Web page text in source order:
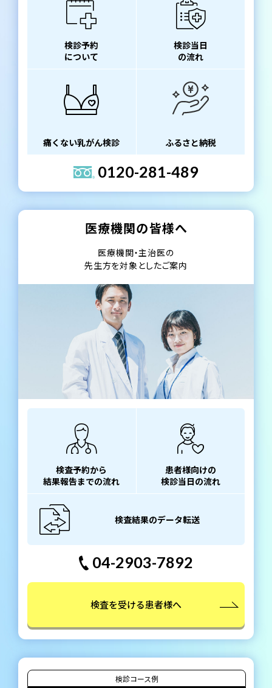
検診予約
について
検診当日
の流れ
痛くない乳がん検診 ふるさと納税
0120-281-489
医療機関の皆様へ
医療機関・主治医の
先生方を対象としたご案内
検査予約から
結果報告までの流れ
患者様向けの
検診当日の流れ
検査結果のデータ転送
04-2903-7892
検査を受ける患者様へ
検診コース例